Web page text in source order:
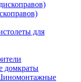
для
домкраты